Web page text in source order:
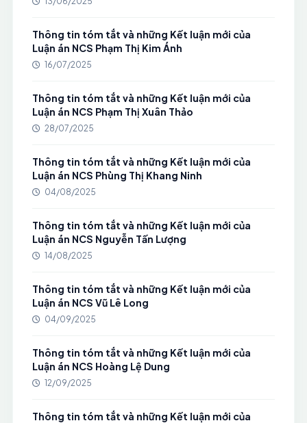
Thông tin tóm tắt và những Kết luận mới của
Luận án NCS Phạm Thị Kim Ánh
16/07/2025
Thông tin tóm tắt và những Kết luận mới của
Luận án NCS Phạm Thị Xuân Thảo
28/07/2025
Thông tin tóm tắt và những Kết luận mới của
Luận án NCS Phùng Thị Khang Ninh
04/08/2025
Thông tin tóm tắt và những Kết luận mới của
Luận án NCS Nguyễn Tấn Lượng
14/08/2025
Thông tin tóm tắt và những Kết luận mới của
Luận án NCS Vũ Lê Long
04/09/2025
Thông tin tóm tắt và những Kết luận mới của
Luận án NCS Hoàng Lệ Dung
12/09/2025
Thông tin tóm tắt và những Kết luận mới của